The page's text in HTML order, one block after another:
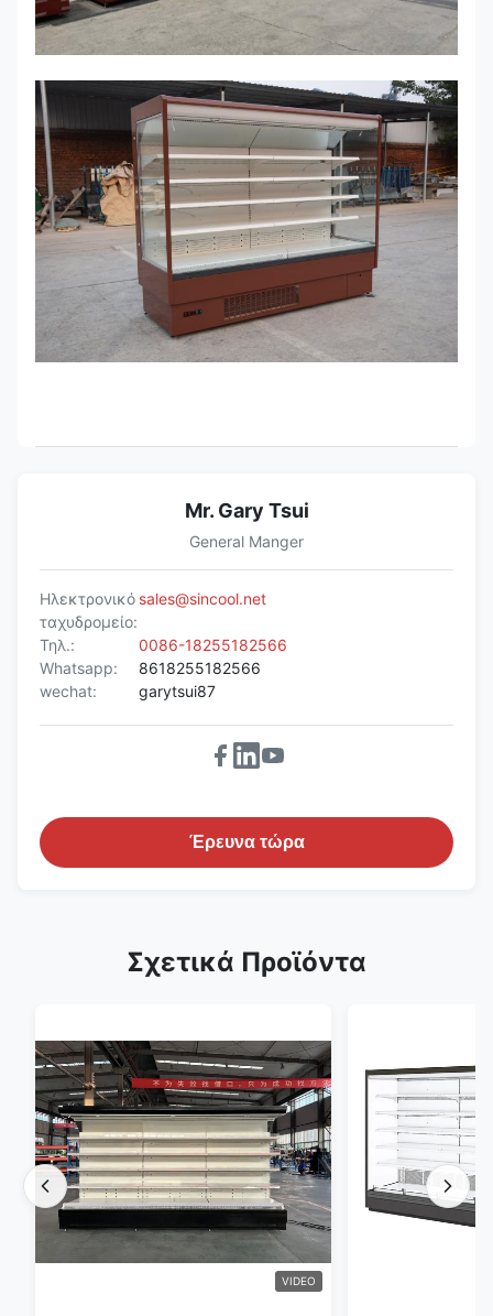
Mr. Gary Tsui
General Manger
Ηλεκτρονικό
ταχυδρομείο:
sales@sincool.net
Τηλ.:
0086-18255182566
Whatsapp:
8618255182566
wechat:
garytsui87
Έρευνα τώρα
Σχετικά Προϊόντα
VIDEO